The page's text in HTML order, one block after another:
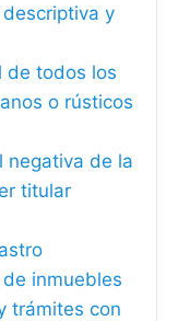
y
de todos los
o rústicos
negativa de la
titular
inmuebles
trámites con